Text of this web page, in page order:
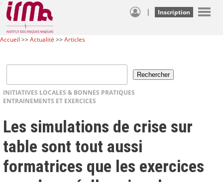
| Inscription
Accueil >>Actualité >>Articles
INITIATIVES LOCALES & BONNES PRATIQUES
ENTRAINEMENTS ET EXERCICES
Les simulations de crise sur
table sont tout aussi
formatrices que les exercices